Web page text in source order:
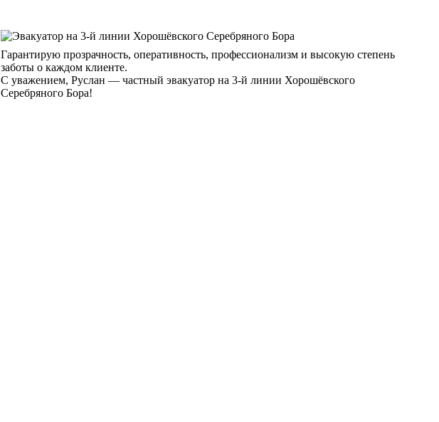
Гарантирую прозрачность, оперативность, профессионализм и высокую степень
заботы о каждом клиенте.
С уважением, Руслан — частный эвакуатор на 3-й линии Хорошёвского
Серебряного Бора!